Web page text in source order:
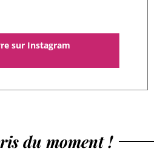
sur Instagram
du moment !